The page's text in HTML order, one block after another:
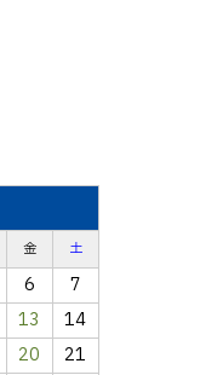
金 土
6
7
13
14
20
21